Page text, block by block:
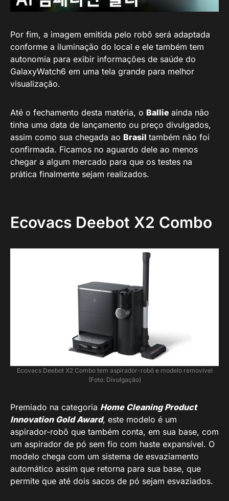
Por fim, a imagem emitida pelo robô será adaptada
conforme a iluminação do local e ele também tem
autonomia para exibir informações de saúde do
GalaxyWatch6 em uma tela grande para melhor
visualização.
Até o fechamento desta matéria, o Ballie ainda não
tinha uma data de lançamento ou preço divulgados,
assim como sua chegada ao Brasil também não foi
confirmada. Ficamos no aguardo dele ao menos
chegar a algum mercado para que os testes na
prática finalmente sejam realizados.
Ecovacs Deebot X2 Combo
Ecovacs Deebot X2 Combo tem aspirador-robô e modelo removível
(Foto: Divulgação)
Premiado na categoria Home Cleaning Product
Innovation Gold Award, este modelo é um
aspirador-robô que também conta, em sua base, com
um aspirador de pó sem fio com haste expansível. O
modelo chega com um sistema de esvaziamento
automático assim que retorna para sua base, que
permite que até dois sacos de pó sejam esvaziados.